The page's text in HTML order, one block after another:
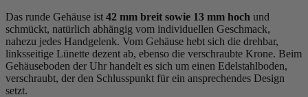
Das runde Gehäuse ist 42 mm breit sowie 13 mm hoch und
schmückt, natürlich abhängig vom individuellen Geschmack,
nahezu jedes Handgelenk. Vom Gehäuse hebt sich die drehbar,
linksseitige Lünette dezent ab, ebenso die verschraubte Krone. Beim
Gehäuseboden der Uhr handelt es sich um einen Edelstahlboden,
verschraubt, der den Schlusspunkt für ein ansprechendes Design
setzt.